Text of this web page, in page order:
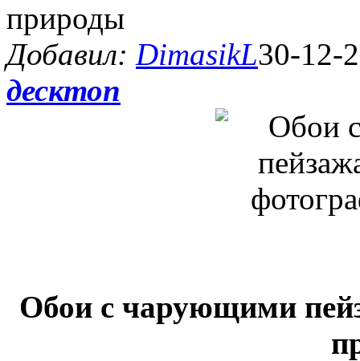
природы
Добавил: DimasikL30-12-
десктоп
Обои с чарующими